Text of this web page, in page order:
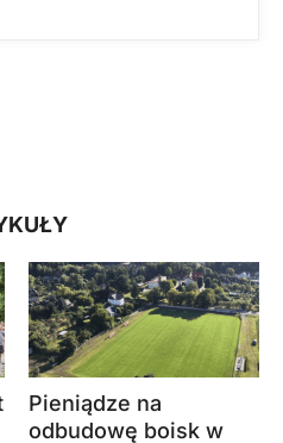
Pieniądze na
odbudowę boisk w